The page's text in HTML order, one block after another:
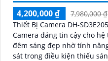
4,200,000 ₫
7,980,000 ₫
Thiết Bị Camera DH-
Camera đáng tin cậy cho hệ thống
đêm sáng đẹp nhờ tính
sát trong điều kiện thiếu